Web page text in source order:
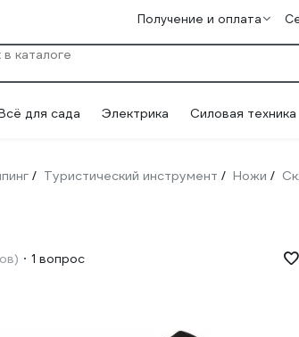
Получение и оплата
для сада Электрика Силовая техника
/ Туристический инструмент / Ножи /
1 вопрос